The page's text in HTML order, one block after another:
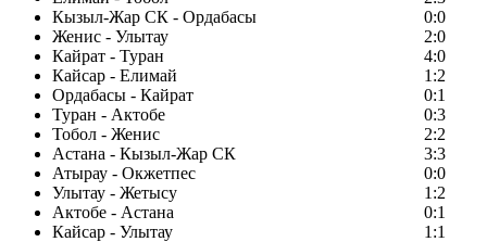
Кызыл-Жар СК - Ордабасы
0:0
Женис - Улытау
2:0
Кайрат - Туран
4:0
Кайсар - Елимай
1:2
Ордабасы - Кайрат
0:1
Туран - Актобе
0:3
Тобол - Женис
2:2
Астана - Кызыл-Жар СК
3:3
Атырау - Окжетпес
0:0
Улытау - Жетысу
1:2
Актобе - Астана
0:1
Кайсар - Улытау
1:1